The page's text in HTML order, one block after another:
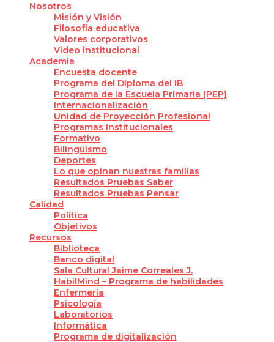
Nosotros
Misión y Visión
Filosofía educativa
Valores corporativos
Video institucional
Academia
Encuesta docente
Programa del Diploma del IB
Programa de la Escuela Primaria (PEP)
Internacionalización
Unidad de Proyección Profesional
Programas Institucionales
Formativo
Bilingüismo
Deportes
Lo que opinan nuestras familias
Resultados Pruebas Saber
Resultados Pruebas Pensar
Calidad
Política
Objetivos
Recursos
Biblioteca
Banco digital
Sala Cultural Jaime Correales J.
HabilMind – Programa de habilidades
Enfermería
Psicología
Laboratorios
Informática
Programa de digitalización